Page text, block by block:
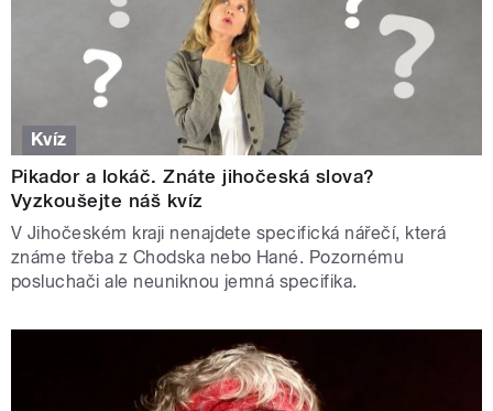
Kvíz
Pikador a lokáč. Znáte jihočeská slova?
Vyzkoušejte náš kvíz
V Jihočeském kraji nenajdete specifická nářečí, která
známe třeba z Chodska nebo Hané. Pozornému
posluchači ale neuniknou jemná specifika.